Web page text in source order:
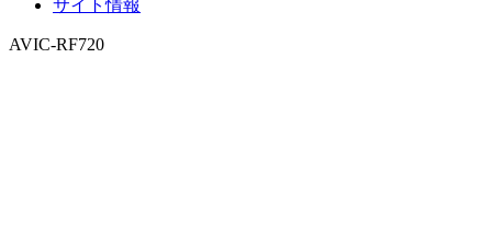
サイト情報
AVIC-RF720